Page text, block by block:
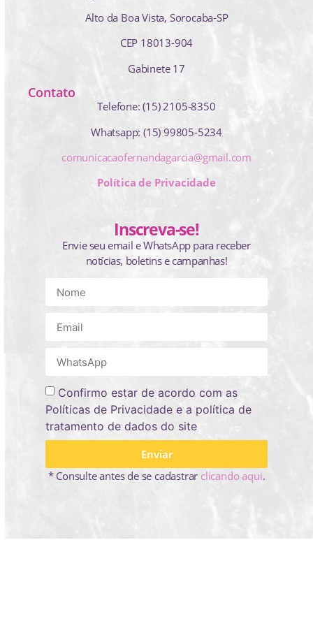
Alto da Boa Vista, Sorocaba-SP
CEP 18013-904
Gabinete 17
Contato
Telefone: (15) 2105-8350
Whatsapp: (15) 99805-5234
comunicacaofernandagarcia@gmail.com
Política de Privacidade
Inscreva-se!
Envie seu email e WhatsApp para receber
notícias, boletins e campanhas!
Confirmo estar de acordo com as
Políticas de Privacidade e a política de
tratamento de dados do site
Enviar
* Consulte antes de se cadastrar clicando aqui.